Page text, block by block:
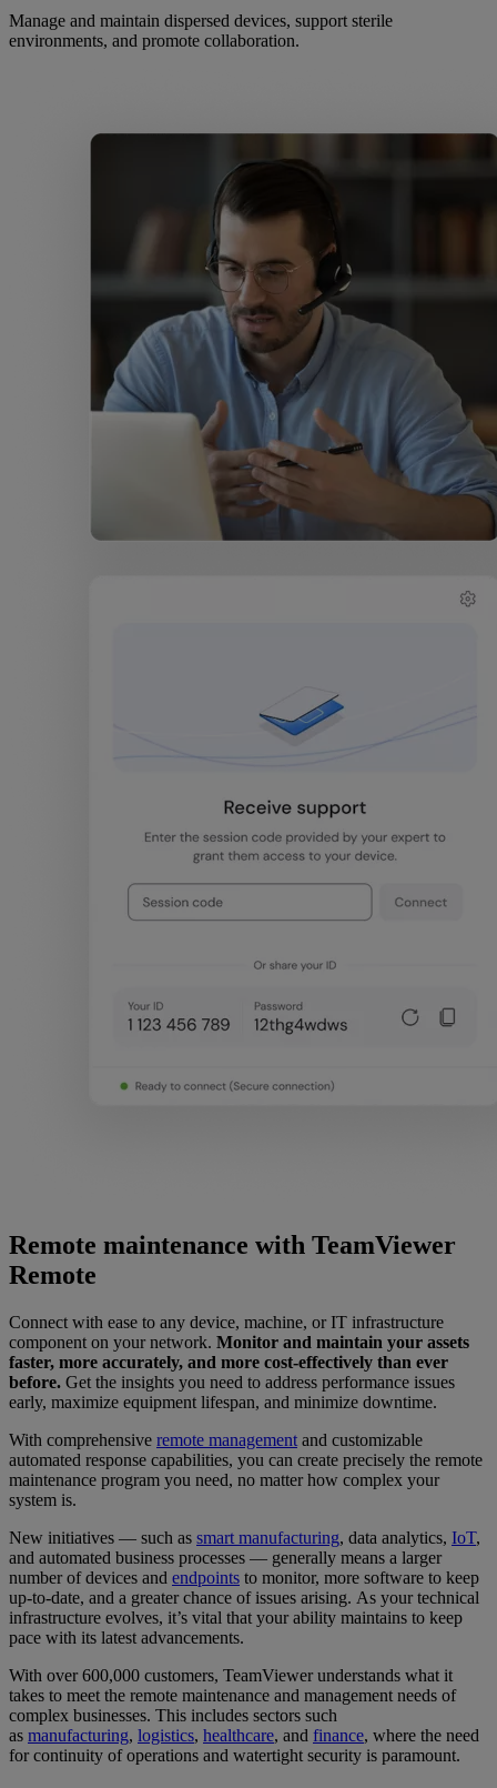
Manage and maintain dispersed devices, support sterile
environments, and promote collaboration.
Remote maintenance with TeamViewer
Remote
Connect with ease to any device, machine, or IT infrastructure
component on your network. Monitor and maintain your assets
faster, more accurately, and more cost-effectively than ever
before. Get the insights you need to address performance issues
early, maximize equipment lifespan, and minimize downtime.
With comprehensive remote management and customizable
automated response capabilities, you can create precisely the remote
maintenance program you need, no matter how complex your
system is.
New initiatives — such as smart manufacturing, data analytics, IoT,
and automated business processes — generally means a larger
number of devices and endpoints to monitor, more software to keep
up-to-date, and a greater chance of issues arising. As your technical
infrastructure evolves, it’s vital that your ability maintains to keep
pace with its latest advancements.
With over 600,000 customers, TeamViewer understands what it
takes to meet the remote maintenance and management needs of
complex businesses. This includes sectors such
as manufacturing, logistics, healthcare, and finance, where the need
for continuity of operations and watertight security is paramount.